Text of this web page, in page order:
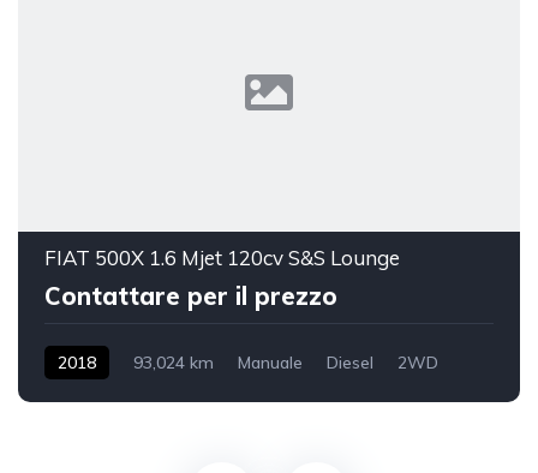
FIAT 500X 1.6 Mjet 120cv S&S Lounge
Contattare per il prezzo
2018 93,024 km Manuale Diesel 2WD